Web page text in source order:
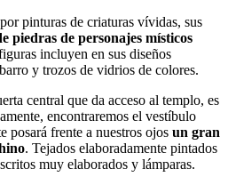
pinturas de criaturas vívidas, sus
piedras de personajes místicos
incluyen en sus diseños
y trozos de vidrios de colores.
central que da acceso al templo, es
encontraremos el vestíbulo
posará frente a nuestros ojos un gran
. Tejados elaboradamente pintados
muy elaborados y lámparas.